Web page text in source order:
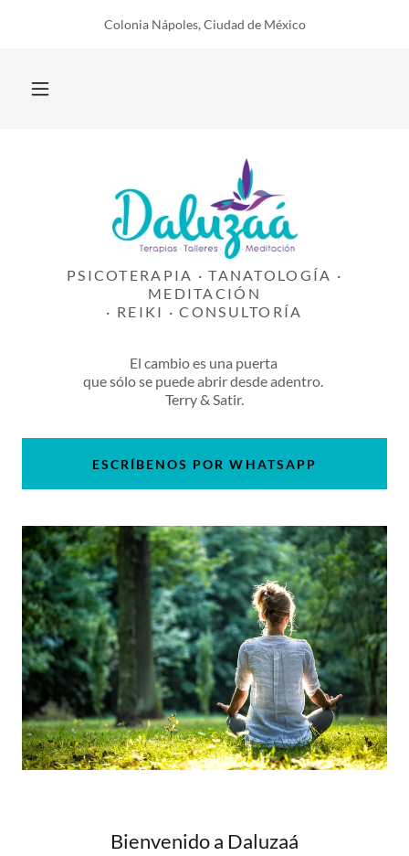
Colonia Nápoles, Ciudad de México
PSICOTERAPIA · TANATOLOGÍA ·
MEDITACIÓN
· REIKI · CONSULTORÍA
El cambio es una puerta
que sólo se puede abrir desde adentro.
Terry & Satir.
ESCRÍBENOS POR WHATSAPP
Bienvenido a Daluzaá